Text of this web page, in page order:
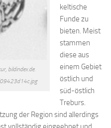
bildindex.de.
keltische
Funde zu
bieten. Meist
stammen
diese aus
einem Gebiet
östlich und
süd-östlich
Treburs.
der Region sind allerdings